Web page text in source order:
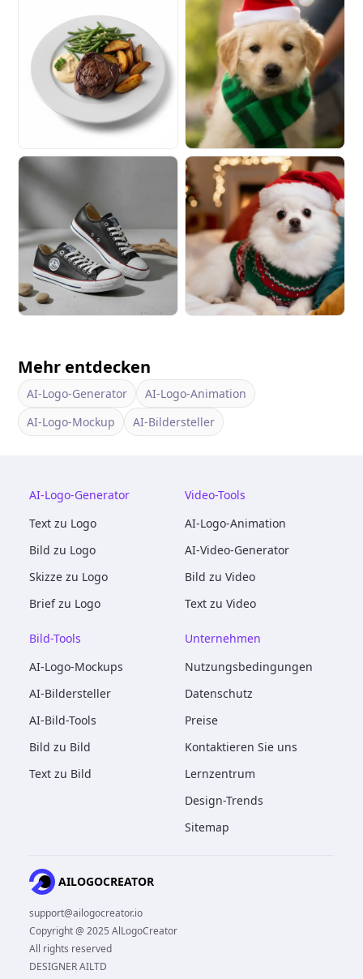
Mehr entdecken
AI-Logo-Generator
AI-Logo-Animation
AI-Logo-Mockup
AI-Bildersteller
AI-Logo-Generator
Text zu Logo
Bild zu Logo
Skizze zu Logo
Brief zu Logo
Video-Tools
AI-Logo-Animation
AI-Video-Generator
Bild zu Video
Text zu Video
Bild-Tools
AI-Logo-Mockups
AI-Bildersteller
AI-Bild-Tools
Bild zu Bild
Text zu Bild
Unternehmen
Nutzungsbedingungen
Datenschutz
Preise
Kontaktieren Sie uns
Lernzentrum
Design-Trends
Sitemap
AILOGOCREATOR
support@ailogocreator.io
Copyright @ 2025 AlLogoCreator
All rights reserved
DESIGNER AILTD